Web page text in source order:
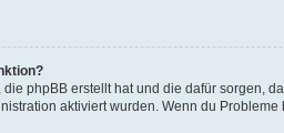
die phpBB erstellt hat und die dafür
aktiviert wurden. Wenn du